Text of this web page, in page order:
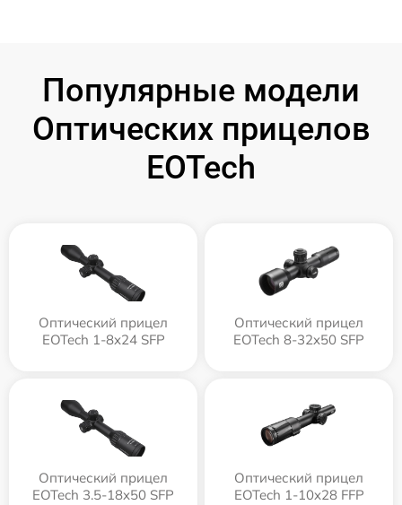
Популярные модели
Оптических прицелов
EOTech
Оптический прицел
EOTech 1-8x24 SFP
Оптический прицел
EOTech 8-32x50 SFP
Оптический прицел
EOTech 3.5-18x50 SFP
Оптический прицел
EOTech 1-10x28 FFP